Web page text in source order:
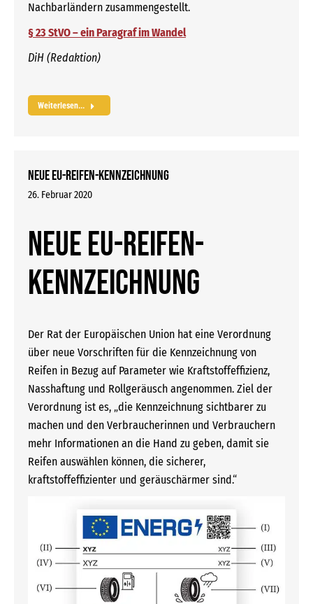
Nachbarländern zusammengestellt.
§ 23 StVO – ein Paragraf im Wandel
DiH (Redaktion)
Weiterlesen...
Neue EU-Reifen-Kennzeichnung
26. Februar 2020
Neue EU-Reifen-
Kennzeichnung
Der Rat der Europäischen Union hat eine Verordnung
über neue Vorschriften für die Kennzeichnung von
Reifen in Bezug auf Parameter wie Kraftstoffeffizienz,
Nasshaftung und Rollgeräusch angenommen. Ziel der
Verordnung ist es, „die Kennzeichnung sichtbarer zu
machen und den Verbraucherinnen und Verbrauchern
mehr Informationen an die Hand zu geben, damit sie
Reifen auswählen können, die sicherer,
kraftstoffeffizienter und geräuschärmer sind.“